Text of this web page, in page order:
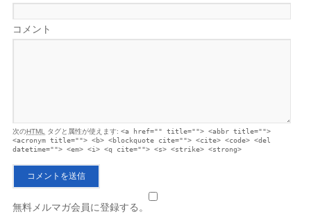
コメント
次のHTML タグと属性が使えます:<a href="" title=""> <abbr title="">
<acronym title=""> <b> <blockquote cite=""> <cite> <code> <del
datetime=""> <em> <i> <q cite=""> <s> <strike> <strong>
無料メルマガ会員に登録する。